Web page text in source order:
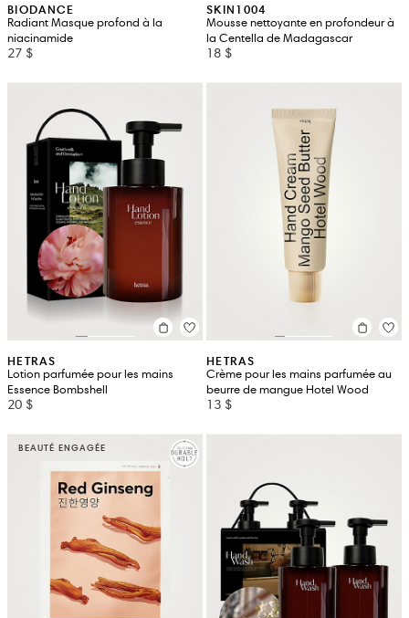
BIODANCE
Radiant Masque profond à la
niacinamide
27 $
SKIN1004
Mousse nettoyante en profondeur à
la Centella de Madagascar
18 $
HETRAS
Lotion parfumée pour les mains
Essence Bombshell
20 $
HETRAS
Crème pour les mains parfumée au
beurre de mangue Hotel Wood
13 $
BEAUTÉ ENGAGÉE